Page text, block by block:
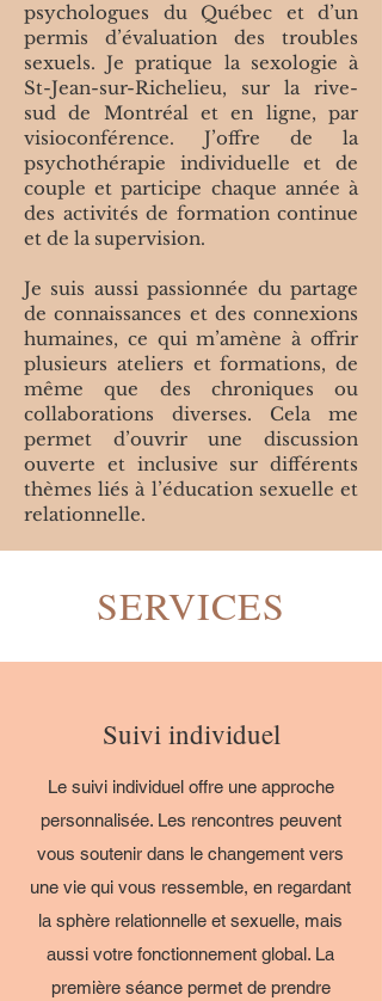
psychologues du Québec et d’un
permis d’évaluation des troubles
sexuels. Je pratique la sexologie à
St-Jean-sur-Richelieu, sur la rive-
sud de Montréal et en ligne, par
visioconférence. J’offre de la
psychothérapie individuelle et de
couple et participe chaque année à
des activités de formation continue
et de la supervision.
Je suis aussi passionnée du partage
de connaissances et des connexions
humaines, ce qui m’amène à offrir
plusieurs ateliers et formations, de
même que des chroniques ou
collaborations diverses. Cela me
permet d’ouvrir une discussion
ouverte et inclusive sur différents
thèmes liés à l’éducation sexuelle et
relationnelle.
SERVICES
Suivi individuel
Le suivi individuel offre une approche
personnalisée. Les rencontres peuvent
vous soutenir dans le changement vers
une vie qui vous ressemble, en regardant
la sphère relationnelle et sexuelle, mais
aussi votre fonctionnement global. La
première séance permet de prendre